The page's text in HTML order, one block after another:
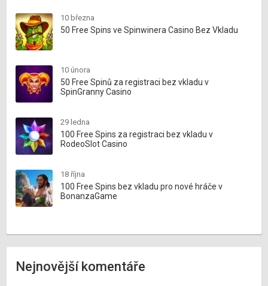
10 března
50 Free Spins ve Spinwinera Casino Bez Vkladu
10 února
50 Free Spinů za registraci bez vkladu v
SpinGranny Casino
29 ledna
100 Free Spins za registraci bez vkladu v
RodeoSlot Casino
18 října
100 Free Spins bez vkladu pro nové hráče v
BonanzaGame
Nejnovější komentáře